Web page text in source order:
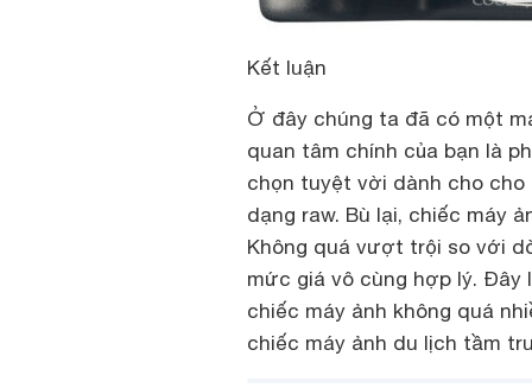
Kết luận
Ở đây chúng ta đã có một
quan tâm chính của bạn là
chọn tuyệt vời dành cho cho
dạng raw. Bù lại, chiếc máy
Không quá vượt trội so với
mức giá vô cùng hợp lý. Đây
chiếc máy ảnh không quá
chiếc máy ảnh du lịch tầm